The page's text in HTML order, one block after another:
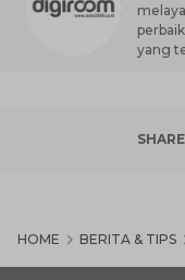
yang
HOME BERITA & TIPS